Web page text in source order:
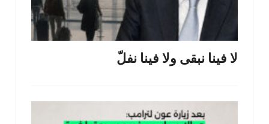
لا فينا نبقى ولا فينا نفلّ